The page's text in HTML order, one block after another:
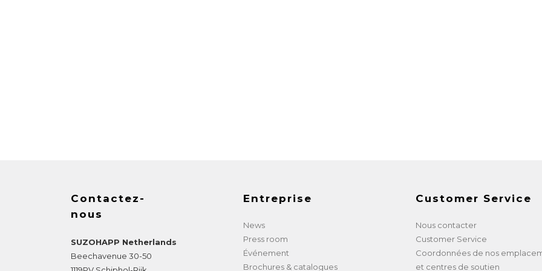
Contactez-
nous
SUZOHAPP Netherlands
Beechavenue 30-50
Entreprise
News
Press room
Événement
Brochures & catalogues
Customer Service
Nous contacter
Customer Service
Coordonnées de nos
et centres de soutien